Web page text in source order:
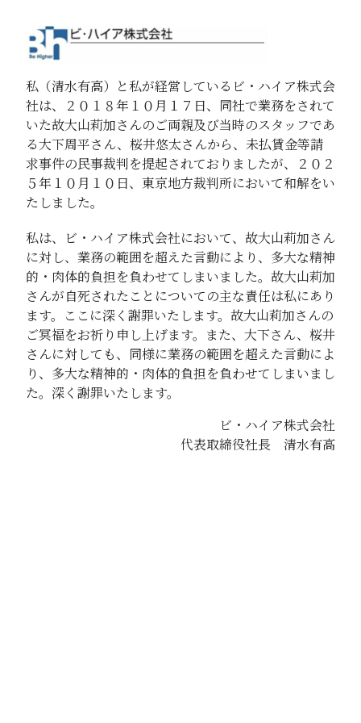
私（清水有高）と私が経営しているビ・ハイア株式会
社は、２０１８年１０月１７日、同社で業務をされて
いた故大山莉加さんのご両親及び当時のスタッフであ
る大下周平さん、桜井悠太さんから、未払賃金等請
求事件の民事裁判を提起されておりましたが、２０２
５年１０月１０日、東京地方裁判所において和解をい
たしました。
私は、ビ・ハイア株式会社において、故大山莉加さん
に対し、業務の範囲を超えた言動により、多大な精神
的・肉体的負担を負わせてしまいました。故大山莉加
さんが自死されたことについての主な責任は私にあり
ます。ここに深く謝罪いたします。故大山莉加さんの
ご冥福をお祈り申し上げます。また、大下さん、桜井
さんに対しても、同様に業務の範囲を超えた言動によ
り、多大な精神的・肉体的負担を負わせてしまいまし
た。深く謝罪いたします。
ビ・ハイア株式会社
代表取締役社長 清水有高